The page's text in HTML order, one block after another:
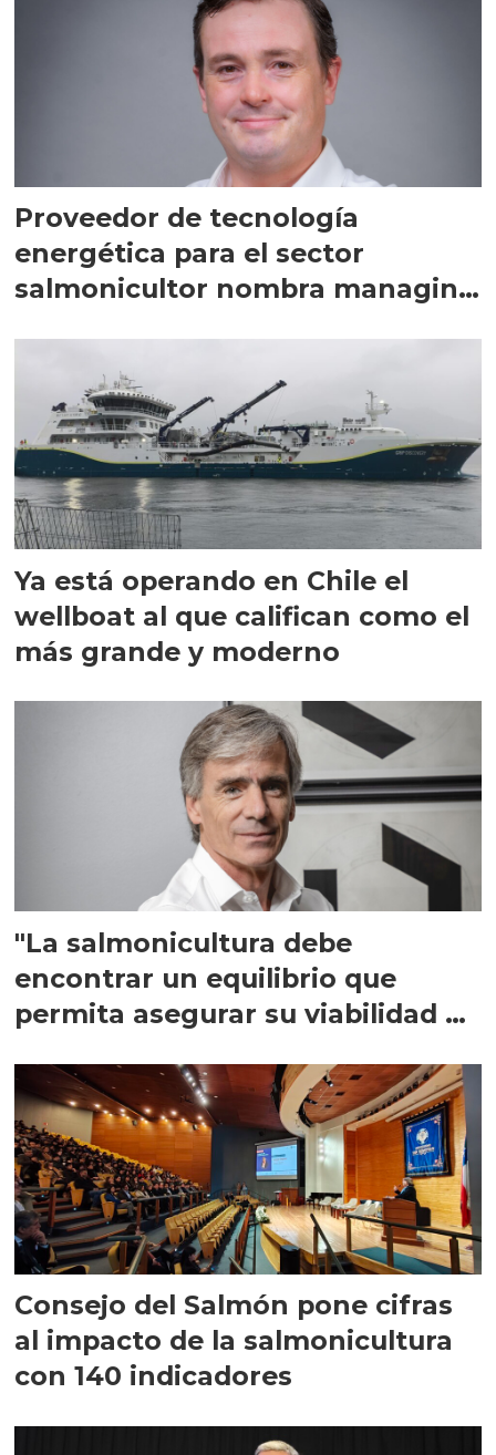
Proveedor de tecnología
energética para el sector
salmonicultor nombra managing
Ya está operando en Chile el
wellboat al que califican como el
más grande y moderno
"La salmonicultura debe
encontrar un equilibrio que
permita asegurar su viabilidad de
Consejo del Salmón pone cifras
al impacto de la salmonicultura
con 140 indicadores